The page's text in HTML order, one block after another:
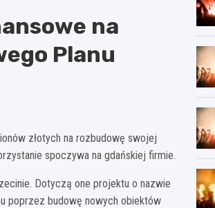
na
Planu
złotych na rozbudowę swojej
spoczywa na gdańskiej firmie.
Dotyczą one projektu o nazwie
poprzez budowę nowych obiektów